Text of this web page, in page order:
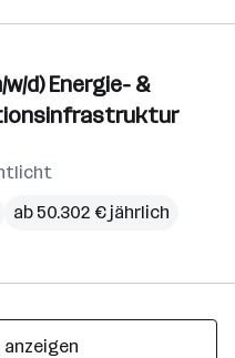
d) Energie- &
ab 50.302 € jährlich